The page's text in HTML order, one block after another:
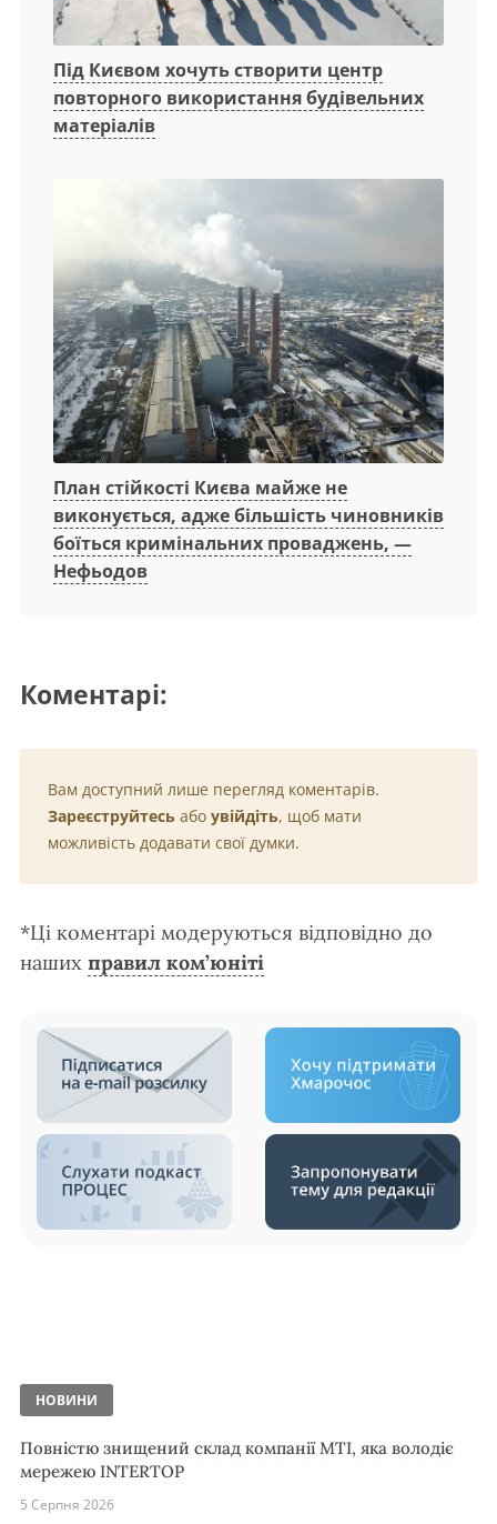
Під Києвом хочуть створити центр
повторного використання будівельних
матеріалів
План стійкості Києва майже не
виконується, адже більшість чиновників
боїться кримінальних проваджень, —
Нефьодов
Коментарі:
Вам доступний лише перегляд коментарів.
Зареєструйтесь або увійдіть, щоб мати
можливість додавати свої думки.
*Ці коментарі модеруються відповідно до
наших правил ком’юніті
НОВИНИ
Повністю знищений склад компанії MTI, яка володіє
мережею INTERTOP
5 Серпня 2026